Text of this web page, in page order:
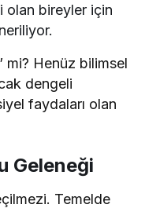
olan bireyler için
mi? Henüz bilimsel
dengeli
faydaları olan
Geleneği
Temelde